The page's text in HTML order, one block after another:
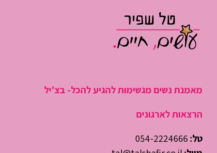
מאמנת נשים מגשימות להגיע להכל- בצ'יל
הרצאות לארגונים
טל: 054-2224666